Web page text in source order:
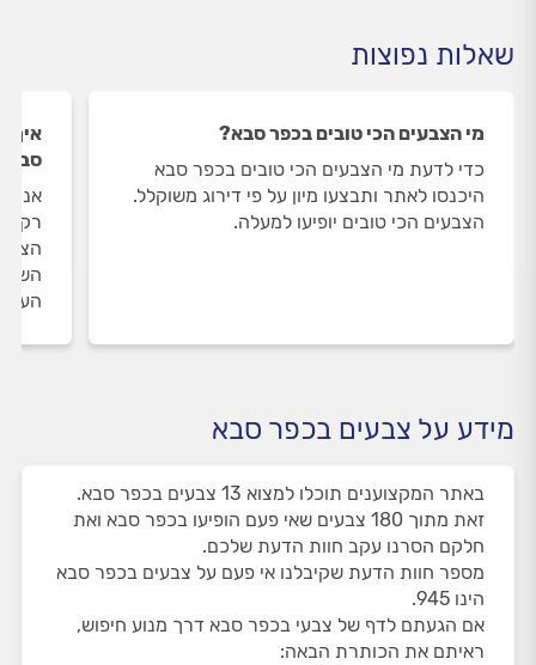
שאלות נפוצות
מי הצבעים הכי טובים בכפר סבא?
כדי לדעת מי הצבעים הכי טובים בכפר סבא
היכנסו לאתר ותבצעו מיון על פי דירוג משוקלל.
הצבעים הכי טובים יופיעו למעלה.
איך
רק
מידע על צבעים בכפר סבא
באתר המקצוענים תוכלו למצוא 13 צבעים בכפר סבא.
זאת מתוך 180 צבעים שאי פעם הופיעו בכפר סבא ואת
חלקם הסרנו עקב חוות הדעת שלכם.
מספר חוות הדעת שקיבלנו אי פעם על צבעים בכפר סבא
הינו 945.
אם הגעתם לדף של צבעי בכפר סבא דרך מנוע חיפוש,
ראיתם את הכותרת הבאה: